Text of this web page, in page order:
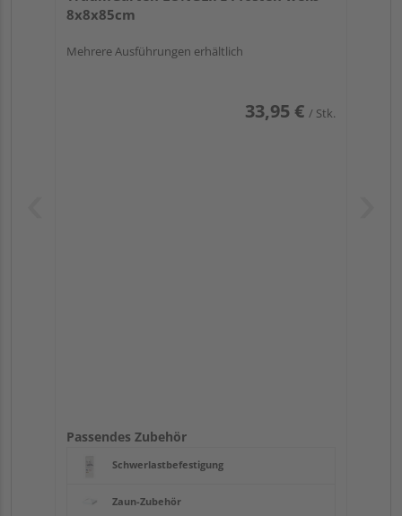
8x8x85cm
Mehrere Ausführungen erhältlich
33,95 € / Stk.
Passendes Zubehör
Schwerlastbefestigung
Zaun-Zubehör